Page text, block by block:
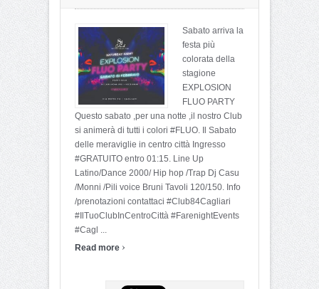
Sabato arriva la
festa più
colorata della
stagione
EXPLOSION
FLUO PARTY
Questo sabato ,per una notte ,il nostro Club
si animerà di tutti i colori #FLUO. Il Sabato
delle meraviglie in centro città Ingresso
#GRATUITO entro 01:15. Line Up
Latino/Dance 2000/ Hip hop /Trap Dj Casu
/Monni /Pili voice Bruni Tavoli 120/150. Info
/prenotazioni contattaci #Club84Cagliari
#IlTuoClubInCentroCittà #FarenightEvents
#Cagl ...
Read more ›